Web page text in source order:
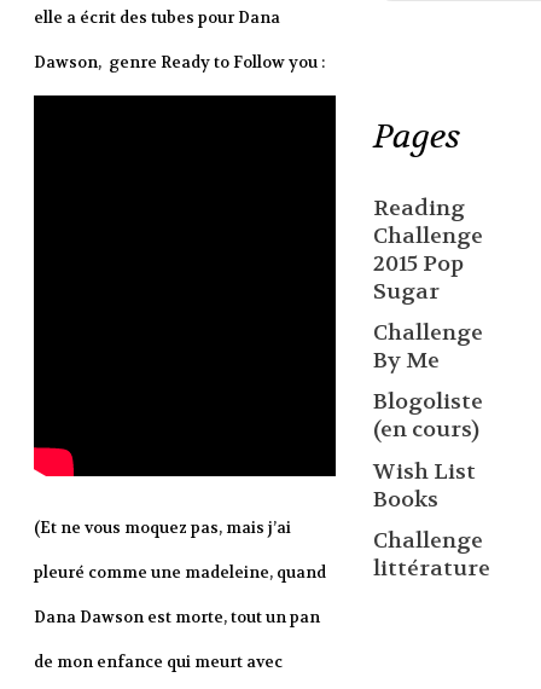
elle a écrit des tubes pour Dana
Dawson, genre Ready to Follow you :
(Et ne vous moquez pas, mais j’ai
pleuré comme une madeleine, quand
Dana Dawson est morte, tout un pan
de mon enfance qui meurt avec
Pages
Reading
Challenge
2015 Pop
Sugar
Challenge
By Me
Blogoliste
(en cours)
Wish List
Books
Challenge
littérature